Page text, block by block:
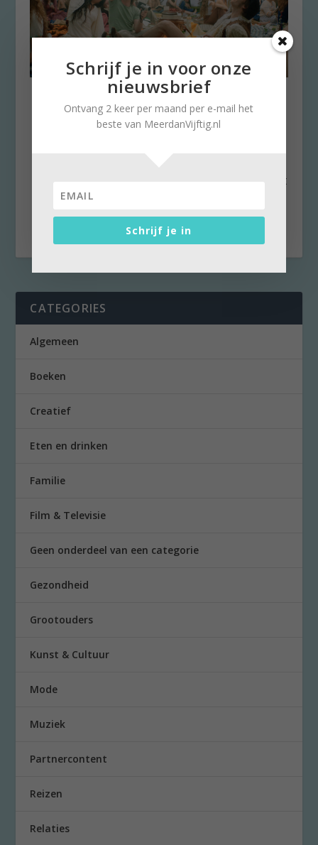
Ach ja, ‘Land van Johan’….
Stella Ruisch|30 januari 2026|0
van Johan begint. De belangrijkste strijd moest
met de eigen ouders en hun generatie
onderwijzers en politici worden geleverd.
CATEGORIES
Algemeen
Boeken
Creatief
Eten en drinken
Familie
Film & Televisie
Geen onderdeel van een categorie
Gezondheid
Grootouders
Kunst & Cultuur
Mode
Muziek
Partnercontent
Reizen
Relaties
Schrijf je in voor onze
nieuwsbrief
Ontvang 2 keer per maand per e-mail het
beste van MeerdanVijftig.nl
Schrijf je in